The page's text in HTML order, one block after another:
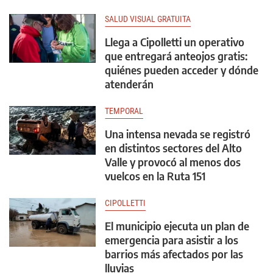
SALUD VISUAL GRATUITA
Llega a Cipolletti un operativo
que entregará anteojos gratis:
quiénes pueden acceder y dónde
atenderán
TEMPORAL
Una intensa nevada se registró
en distintos sectores del Alto
Valle y provocó al menos dos
vuelcos en la Ruta 151
CIPOLLETTI
El municipio ejecuta un plan de
emergencia para asistir a los
barrios más afectados por las
lluvias